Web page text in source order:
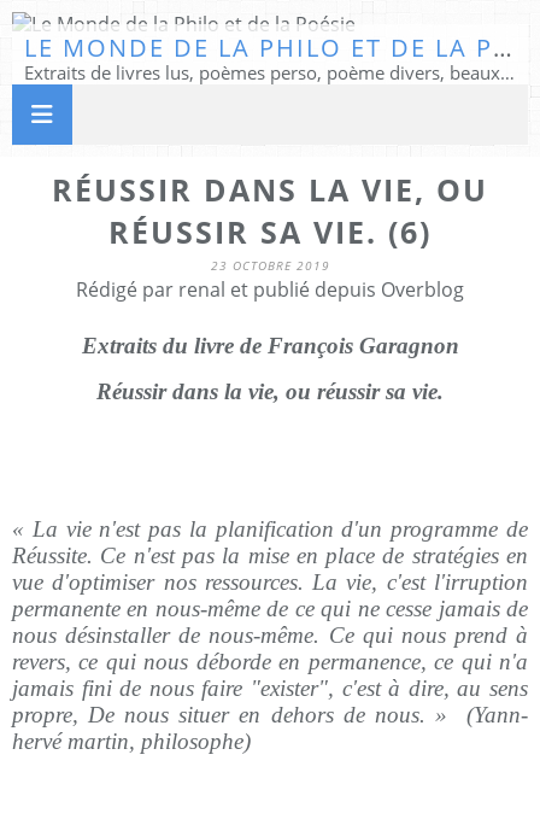
LE MONDE DE LA PHILO ET DE LA POÉSIE
Extraits de livres lus, poèmes perso, poème divers, beaux textes...
RÉUSSIR DANS LA VIE, OU
RÉUSSIR SA VIE. (6)
23 OCTOBRE 2019
Rédigé par renal et publié depuis Overblog
Extraits du livre de François Garagnon
Réussir dans la vie, ou réussir sa vie.
« La vie n'est pas la planification d'un programme de
Réussite. Ce n'est pas la mise en place de stratégies en
vue d'optimiser nos ressources. La vie, c'est l'irruption
permanente en nous-même de ce qui ne cesse jamais de
nous désinstaller de nous-même. Ce qui nous prend à
revers, ce qui nous déborde en permanence, ce qui n'a
jamais fini de nous faire "exister", c'est à dire, au sens
propre, De nous situer en dehors de nous. »
(Yann-
hervé martin, philosophe)